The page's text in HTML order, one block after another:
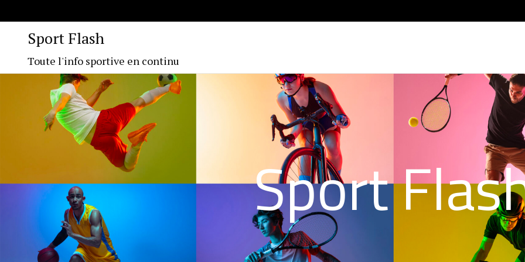
Sport Flash
Toute l'info sportive en continu
Sport